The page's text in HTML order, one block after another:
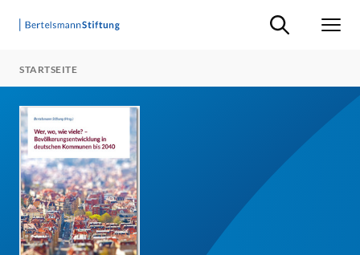
Suche ein-/
STARTSEITE